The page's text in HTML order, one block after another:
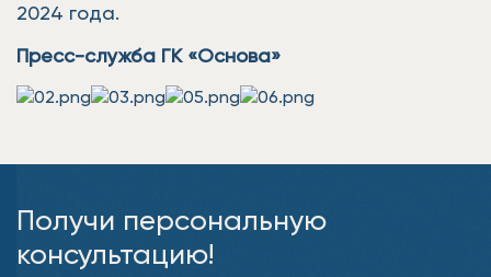
2024 года.
Пресс-служба ГК «Основа»
Получи персональную
консультацию!